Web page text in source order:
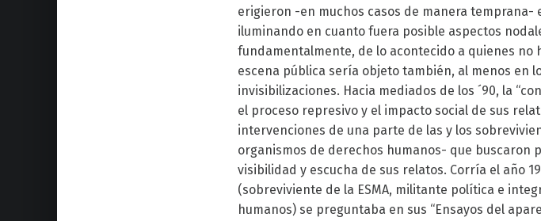
erigieron -en muchos casos de manera
iluminando en cuanto fuera posible aspectos
fundamentalmente, de lo acontecido a quienes no
escena pública sería objeto también, al menos en
invisibilizaciones. Hacia mediados de los ´90, la
el proceso represivo y el impacto social de sus
intervenciones de una parte de las y los
organismos de derechos humanos- que buscaron
visibilidad y escucha de sus relatos. Corría el año
(sobreviviente de la ESMA, militante política e
humanos) se preguntaba en sus “Ensayos del